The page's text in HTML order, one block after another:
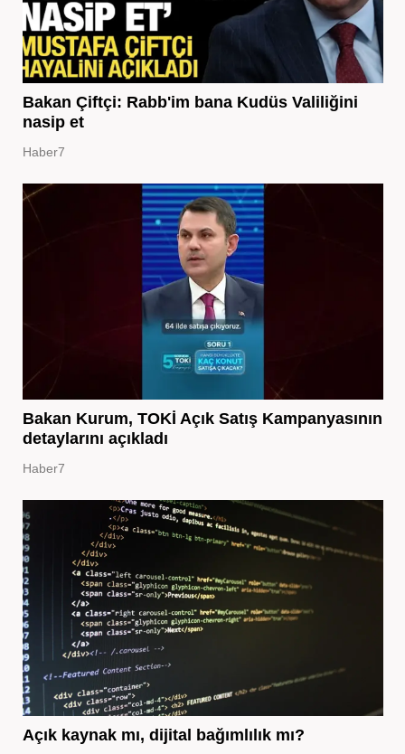
Bakan Çiftçi: Rabb'im bana Kudüs Valiliğini
nasip et
Haber7
Bakan Kurum, TOKİ Açık Satış Kampanyasının
detaylarını açıkladı
Haber7
Açık kaynak mı, dijital bağımlılık mı?